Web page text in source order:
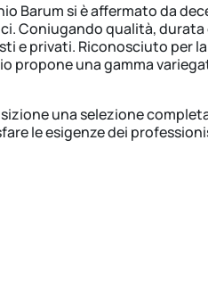
Barum si è affermato da
Coniugando qualità,
e privati. Riconosciuto per
propone una gamma
una selezione
le esigenze dei